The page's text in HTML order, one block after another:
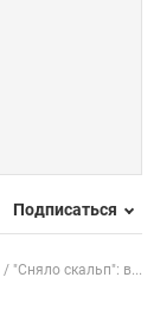
Подписаться
"Сняло скальп": в...